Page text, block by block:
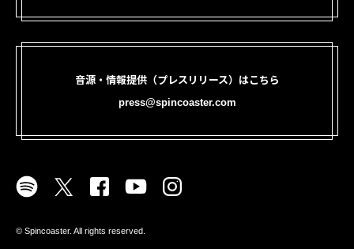
音源・情報提供（プレスリリース）はこちら
press@spincoaster.com
©︎ Spincoaster. All rights reserved.